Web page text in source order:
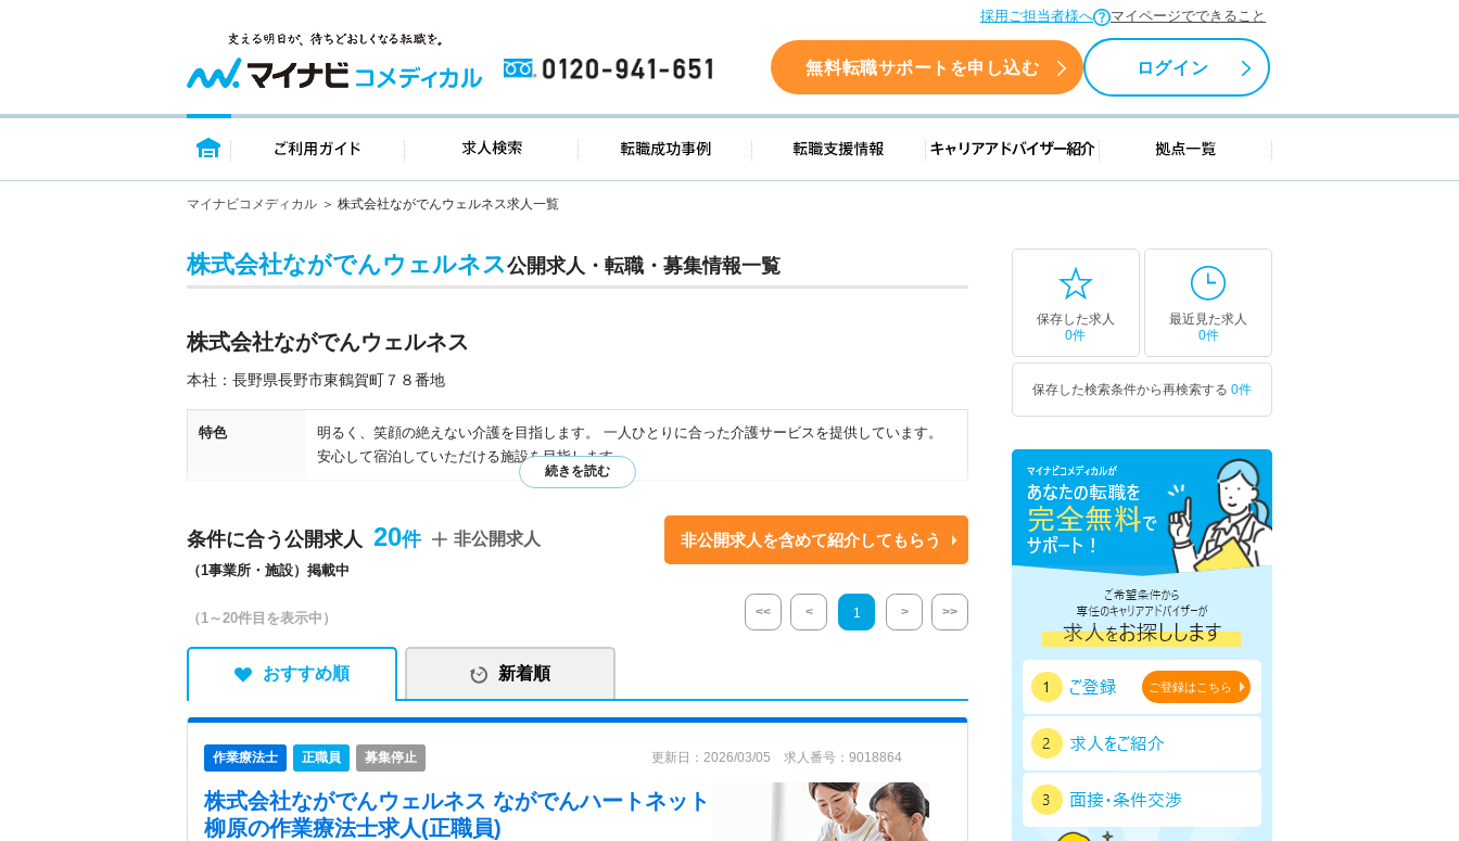
採用ご担当者様へ マイページでできること
0120-941-651 無料転職サポートを申し込む ログイン
トップページ ご利用ガイド 求人検索 転職成功事例 転職支援情報 キャリアアドバイザー紹介 拠点一覧
マイナビコメディカル 株式会社ながでんウェルネス求人一覧
株式会社ながでんウェルネス公開求人・転職・募集情報一覧
株式会社ながでんウェルネス
本社：長野県長野市東鶴賀町７８番地
特色
明るく、笑顔の絶えない介護を目指します。 一人ひとりに合った介護サービスを提供しています。
安心して宿泊していただける施設を目指します。
条件に合う公開求人 20
（1事業所・施設）掲載中
非公開求人 非公開求人を含めて紹介してもらう
（1～20件目を表示中） << < 1 > >>
おすすめ順 新着順
作業療法士 正職員 募集停止 更新日：2026/03/05 求人番号：9018864
株式会社ながでんウェルネス ながでんハートネット
柳原の作業療法士求人(正職員)
保存した求人
0件
最近見た求人
0件
保存した検索条件から再検索する 0件
ご登録はこちら